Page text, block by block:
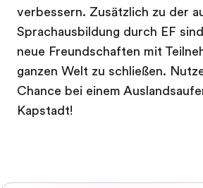
verbessern. Zusätzlich zu der
Sprachausbildung durch EF
neue Freundschaften mit
ganzen Welt zu schließen.
Chance bei einem
Kapstadt!